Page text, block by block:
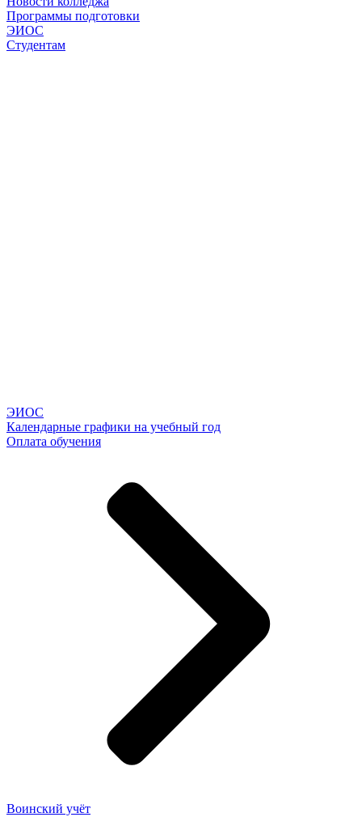
Программы подготовки
ЭИОС
Студентам
ЭИОС
Календарные графики на учебный год
Оплата обучения
Воинский учёт